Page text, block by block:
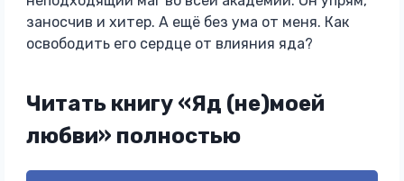
заносчив и хитер. А ещё без ума от меня. Как
освободить его сердце от влияния яда?
Читать книгу «Яд (не)моей
любви» полностью